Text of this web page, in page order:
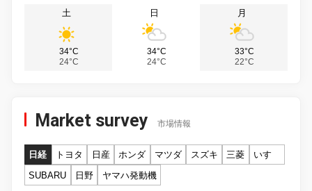
土
34°C
24°C
日
34°C
24°C
月
33°C
22°C
Market survey 市場情報
日経 トヨタ 日産 ホンダ マツダ スズキ 三菱
いすゞ
SUBARU
日野 ヤマハ発動機